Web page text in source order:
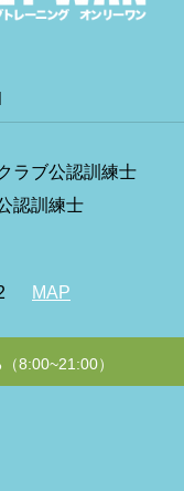
ラブ公認訓練士
認訓練士
MAP
8:00~21:00）